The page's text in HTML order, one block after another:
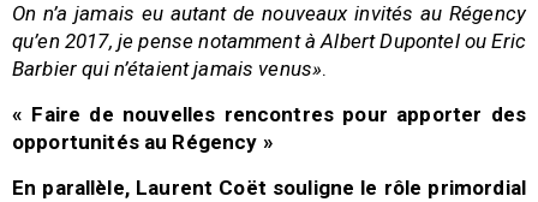
On n’a jamais eu autant de nouveaux invités au Régency
qu’en 2017, je pense notamment à Albert Dupontel ou Eric
Barbier qui n’étaient jamais venus».
« Faire de nouvelles rencontres pour apporter des
opportunités au Régency »
En parallèle, Laurent Coët souligne le rôle primordial